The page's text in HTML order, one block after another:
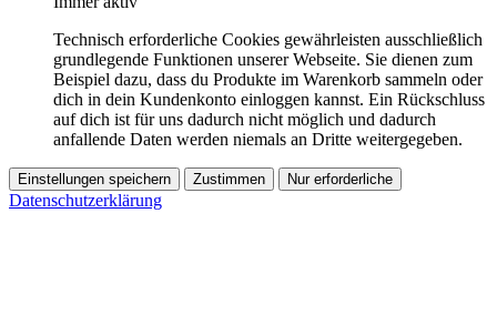
Technisch erforderliche Cookies gewährleisten ausschließlich
grundlegende Funktionen unserer Webseite. Sie dienen zum
Beispiel dazu, dass du Produkte im Warenkorb sammeln oder
dich in dein Kundenkonto einloggen kannst. Ein Rückschluss
auf dich ist für uns dadurch nicht möglich und dadurch
anfallende Daten werden niemals an Dritte weitergegeben.
Einstellungen speichern Zustimmen Nur erforderliche
Datenschutzerklärung